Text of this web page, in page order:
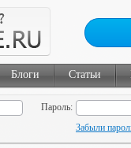
Блоги Статьи
Пароль:
Забыли